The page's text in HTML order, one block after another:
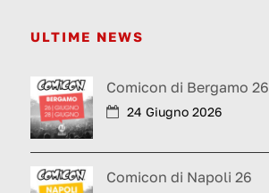
ULTIME NEWS
Comicon di Bergamo 26
24 Giugno 2026
Comicon di Napoli 26